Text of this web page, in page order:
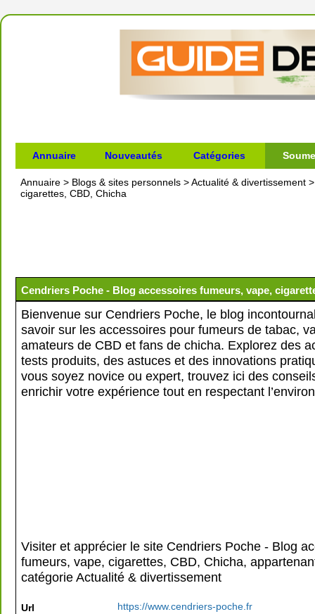
Annuaire Nouveautés Catégories
Annuaire > Blogs & sites personnels >Actualité & divertissement
cigarettes, CBD, Chicha
Cendriers Poche - Blog accessoires fumeurs, vape,
Bienvenue sur Cendriers Poche, le blog
savoir sur les accessoires pour fumeurs de tabac,
amateurs de CBD et fans de chicha. Explorez des
tests produits, des astuces et des innovations
vous soyez novice ou expert, trouvez ici des
enrichir votre expérience tout en respectant
Visiter et apprécier le site Cendriers Poche - Blog
fumeurs, vape, cigarettes, CBD, Chicha,
catégorieActualité & divertissement
Url
https://www.cendriers-poche.fr